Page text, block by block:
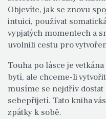
Objevíte, jak se znovu
intuici, používat
vypjatých momentech a
uvolnili cestu pro
Touha po lásce je
bytí, ale chceme-li
musíme se nejdřív
sebepřijetí. Tato kniha
zpátky k sobě.